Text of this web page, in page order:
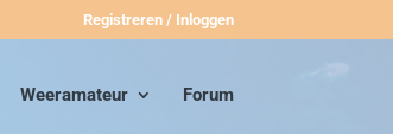
Registreren / Inloggen
Weeramateur Forum